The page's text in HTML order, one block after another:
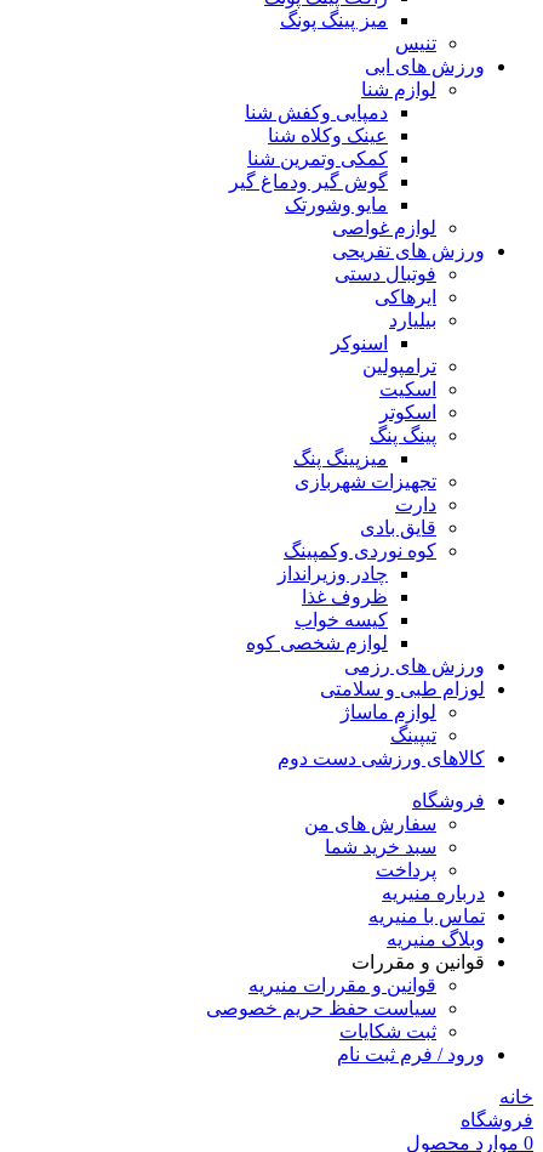
میز پینگ پونگ
تنیس
ورزش های ابی
لوازم شنا
دمپایی وکفش شنا
عینک وکلاه شنا
کمکی وتمرین شنا
گوش گیر ودماغ گیر
مایو وشورتک
لوازم غواصی
ورزش های تفریحی
فوتبال دستی
ایرهاکی
بیلیارد
اسنوکر
ترامپولین
اسکیت
اسکوتر
پینگ پنگ
میزپینگ پنگ
تجهیزات شهربازی
دارت
قایق بادی
کوه نوردی وکمپینگ
چادر وزیرانداز
ظروف غذا
کیسه خواب
لوازم شخصی کوه
ورزش های رزمی
لوزام طبی و سلامتی
لوازم ماساژ
تیپینگ
کالاهای ورزشی دست دوم
فروشگاه
سفارش های من
سبد خرید شما
پرداخت
درباره منیریه
تماس با منیریه
وبلاگ منیریه
قوانین و مقررات
قوانین و مقررات منیریه
سیاست حفظ حریم خصوصی
ثبت شکایات
ورود / فرم ثبت نام
خانه
فروشگاه
0 موارد محصول